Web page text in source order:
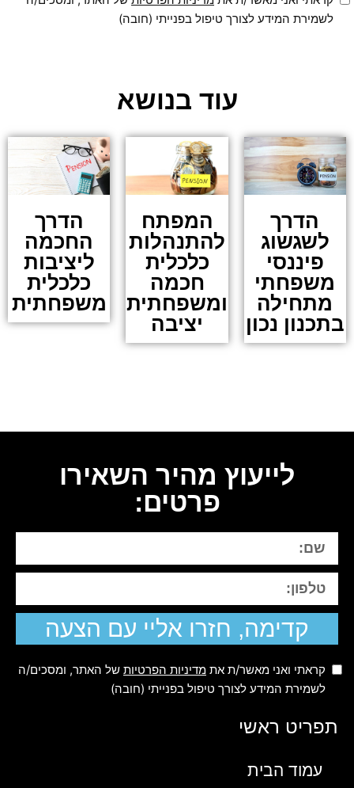
לשמירת המידע לצורך טיפול בפנייתי (חובה)
עוד בנושא
הדרך
לשגשוג
פיננסי
משפחתי
מתחילה
בתכנון נכון
המפתח
להתנהלות
כלכלית
חכמה
ומשפחתית
יציבה
הדרך
החכמה
ליציבות
כלכלית
משפחתית
לייעוץ מהיר השאירו
פרטים:
קראתי ואני מאשר/ת את מדיניות הפרטיות של האתר, ומסכים/ה
לשמירת המידע לצורך טיפול בפנייתי (חובה)
קדימה, חזרו אליי עם הצעה
תפריט ראשי
עמוד הבית